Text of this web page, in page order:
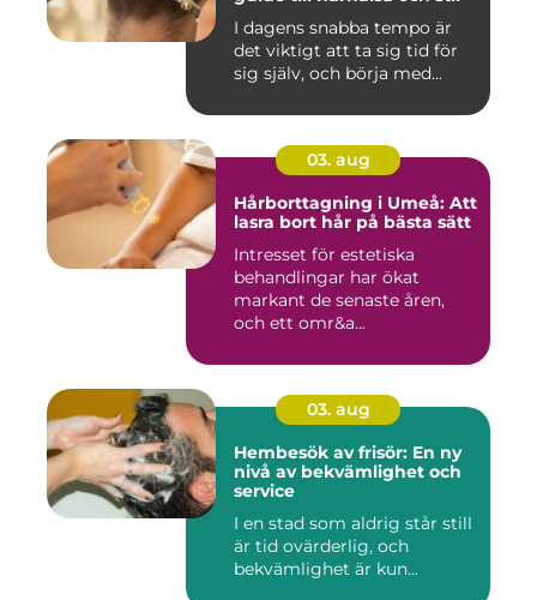
I dagens snabba tempo är
det viktigt att ta sig tid för
sig själv, och börja med...
03. aug
Hårborttagning i Umeå: Att
lasra bort hår på bästa sätt
Intresset för estetiska
behandlingar har ökat
markant de senaste åren,
och ett omr&a...
03. aug
Hembesök av frisör: En ny
nivå av bekvämlighet och
service
I en stad som aldrig står still
är tid ovärderlig, och
bekvämlighet är kun...